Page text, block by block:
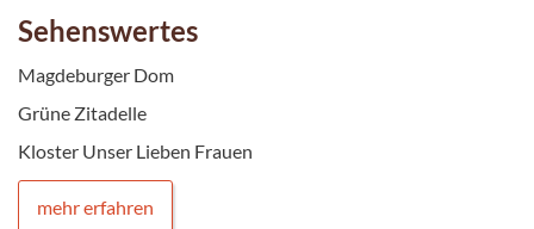
Sehenswertes
Magdeburger Dom
Grüne Zitadelle
Kloster Unser Lieben Frauen
mehr erfahren